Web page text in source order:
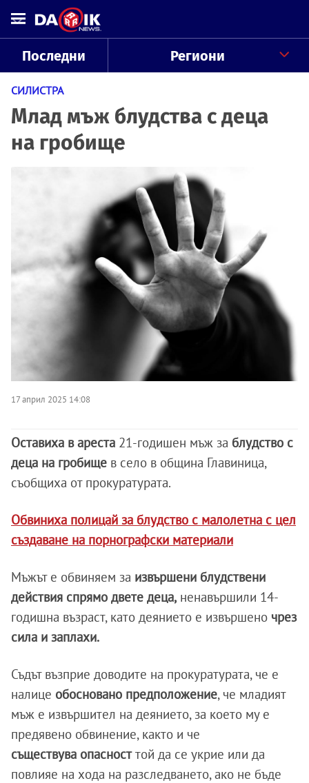
Последни Региони
СИЛИСТРА
Млад мъж блудства с деца
на гробище
17 април 2025 14:08
Оставиха в ареста 21-годишен мъж за блудство с
деца на гробище в село в община Главиница,
съобщиха от прокуратурата.
Обвиниха полицай за блудство с малолетна с цел
създаване на порнографски материали
Мъжът е обвиняем за извършени блудствени
действия спрямо двете деца, ненавършили 14-
годишна възраст, като деянието е извършено чрез
сила и заплахи.
Съдът възприе доводите на прокуратурата, че е
налице обосновано предположение, че младият
мъж е извършител на деянието, за което му е
предявено обвинение, както и че
съществува опасносттой да се укрие или да
повлияе на хода на разследването, ако не бъде